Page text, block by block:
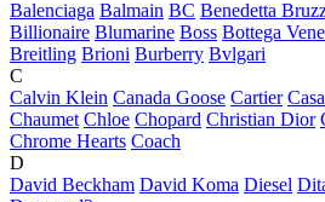
Balenciaga Balmain BC Benedetta
Billionaire Blumarine Boss Bottega
Breitling Brioni Burberry Bvlgari
C
Calvin Klein Canada Goose Cartier
Chaumet Chloe Chopard Christian Dior
Chrome Hearts Coach
D
David Beckham David Koma Diesel